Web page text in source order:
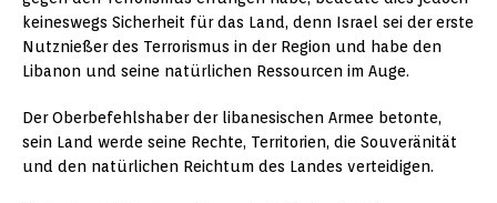
keineswegs Sicherheit für das Land, denn Israel sei der erste
Nutznießer des Terrorismus in der Region und habe den
Libanon und seine natürlichen Ressourcen im Auge.
Der Oberbefehlshaber der libanesischen Armee betonte,
sein Land werde seine Rechte, Territorien, die Souveränität
und den natürlichen Reichtum des Landes verteidigen.